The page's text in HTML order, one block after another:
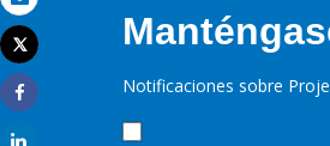
Correo electrónico
Imprimir
Tweet
Share
Notificaciones sobre